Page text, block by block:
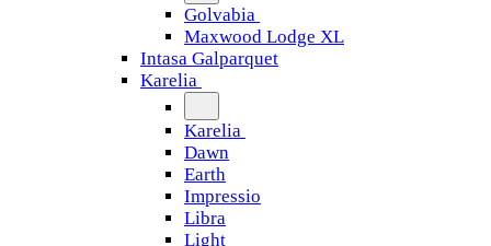
Golvabia
Maxwood Lodge XL
Intasa Galparquet
Karelia
Karelia
Dawn
Earth
Impressio
Libra
Light